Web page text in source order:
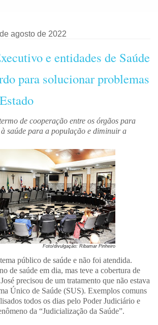
agosto de 2022
e entidades de Saúde
para solucionar problemas
de cooperação entre os órgãos para
saúde para a população e diminuir a
Foto/divulgação: Ribamar Pinheiro
público de saúde e não foi atendida.
de saúde em dia, mas teve a cobertura de
precisou de um tratamento que não estava
Único de Saúde (SUS). Exemplos comuns
todos os dias pelo Poder Judiciário e
da “Judicialização da Saúde”.